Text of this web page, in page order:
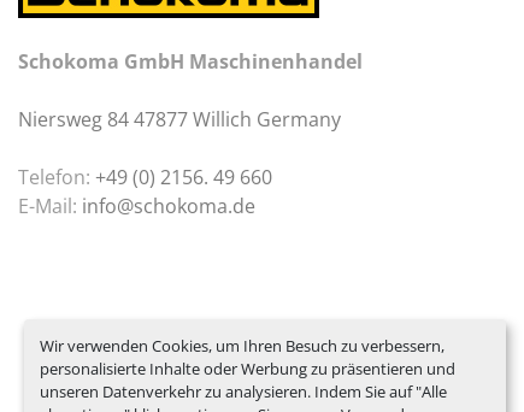
Wir verwenden Cookies, um Ihren Besuch zu verbessern,
personalisierte Inhalte oder Werbung zu präsentieren und
unseren Datenverkehr zu analysieren. Indem Sie auf "Alle
Schokoma GmbH Maschinenhandel
Niersweg 84 47877 Willich Germany
Telefon: +49 (0) 2156. 49 660
E-Mail: info@schokoma.de